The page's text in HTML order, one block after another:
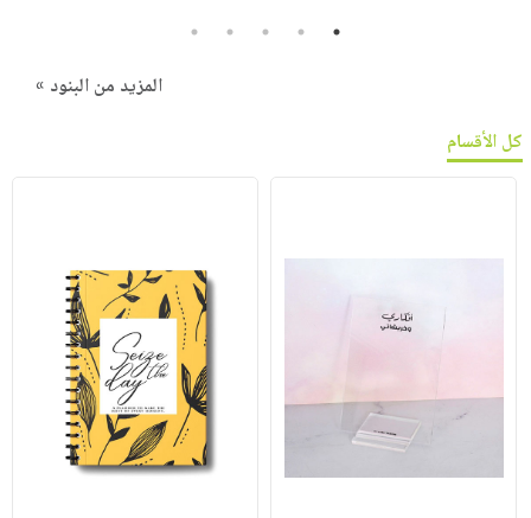
1
2
3
4
5
المزيد من البنود »
كل الأقسام